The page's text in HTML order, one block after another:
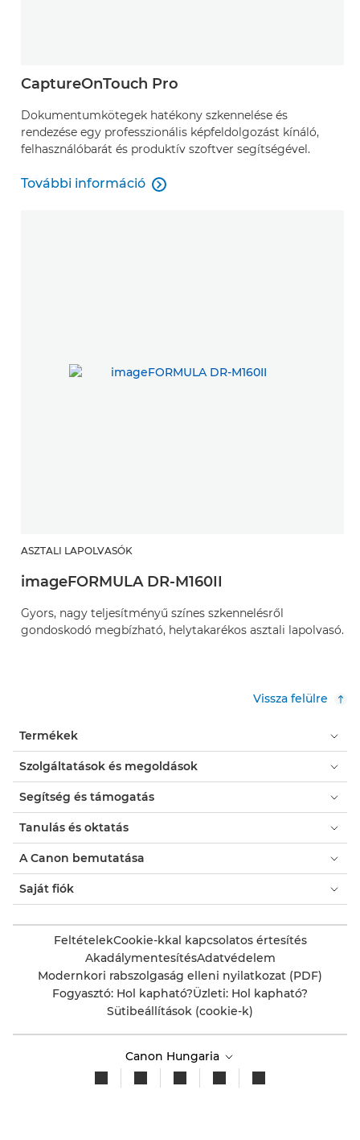
CaptureOnTouch Pro
Dokumentumkötegek hatékony szkennelése és
rendezése egy professzionális képfeldolgozást kínáló,
felhasználóbarát és produktív szoftver segítségével.
További információ
További információ

ASZTALI LAPOLVASÓK
imageFORMULA DR-M160II
Gyors, nagy teljesítményű színes szkennelésről
gondoskodó megbízható, helytakarékos asztali lapolvasó.
Vissza felülre
Termékek
Szolgáltatások és megoldások
Segítség és támogatás
Tanulás és oktatás
A Canon bemutatása
Saját fiók
FeltételekCookie-kkal kapcsolatos értesítés
AkadálymentesítésAdatvédelem
Modernkori rabszolgaság elleni nyilatkozat (PDF)
Fogyasztó: Hol kapható?Üzleti: Hol kapható?
Sütibeállítások (cookie-k)
Canon Hungaria